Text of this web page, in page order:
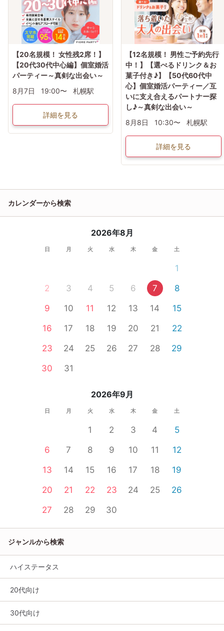
【20名規模！ 女性残2席！】
【20代30代中心編】個室婚活
パーティー～真剣な出会い～
8月7日
19:00〜 札幌駅
詳細を見る
【12名規模！ 男性ご予約先行
中！】【選べるドリンク＆お
菓子付き♪】【50代60代中
心】個室婚活パーティー／互
いに支え合えるパートナー探
し♪～真剣な出会い～
8月8日
10:30〜 札幌駅
詳細を見る
カレンダーから検索
2026年8月
日 月 火 水 木 金 土
1
2
3 4 5 6 7
8
9
10 11 12 13 14
15
16
17 18 19 20 21
22
23
24 25 26 27 28
29
30
31
2026年9月
日 月 火 水 木 金 土
1 2 3 4
5
6
7 8 9 10 11
12
13
14 15 16 17 18
19
20
21 22 23 24 25
26
27
28 29 30
ジャンルから検索
ハイステータス
20代向け
30代向け